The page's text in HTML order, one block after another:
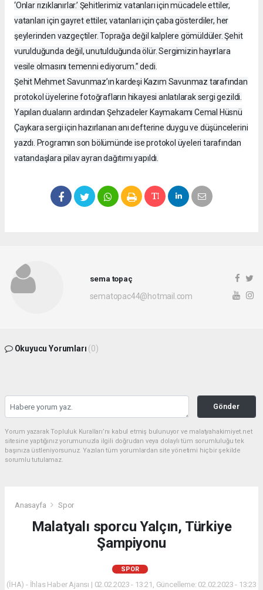
‘Onlar rızıklanırlar.’ Şehitlerimiz vatanları için mücadele ettiler,
vatanları için gayret ettiler, vatanları için çaba gösterdiler, her
şeylerinden vazgeçtiler. Toprağa değil kalplere gömüldüler. Şehit
vurulduğunda değil, unutulduğunda ölür. Sergimizin hayırlara
vesile olmasını temenni ediyorum.” dedi.
Şehit Mehmet Savunmaz’ın kardeşi Kazım Savunmaz tarafından
protokol üyelerine fotoğrafların hikayesi anlatılarak sergi gezildi.
Yapılan duaların ardından Şehzadeler Kaymakamı Cemal Hüsnü
Çaykara sergi için hazırlanan anı defterine duygu ve düşüncelerini
yazdı. Programın son bölümünde ise protokol üyeleri tarafından
vatandaşlara pilav ayran dağıtımı yapıldı.
sema topaç
sematopac44@hotmail.com
Okuyucu Yorumları (0)
Gönder
Yorum yazarak Topluluk Kuralları’nı kabul etmiş bulunuyor ve malatyahakimiyet.net
sitesine yaptığınız yorumunuzla ilgili doğrudan veya dolaylı tüm sorumluluğu tek
başınıza üstleniyorsunuz. Yazılan tüm yorumlardan site yönetimi hiçbir şekilde
sorumlu tutulamaz.
Anasayfa Spor
Malatyalı sporcu Yalçın, Türkiye
Şampiyonu
SPOR
(İHA) - İhlas Haber Ajansı | 02.02.2023 - 13:21, Güncelleme: 02.02.2023 - 13:23